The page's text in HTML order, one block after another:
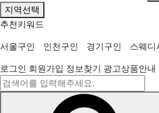
지역선택
추천키워드
서울구인
인천구인 경기구인
스웨디
로그인 회원가입 정보찾기 광고상품안내